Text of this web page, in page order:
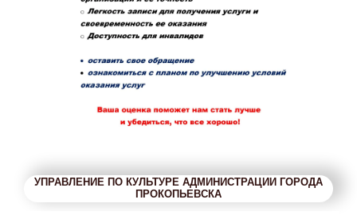
УПРАВЛЕНИЕ ПО КУЛЬТУРЕ АДМИНИСТРАЦИИ ГОРОДА
ПРОКОПЬЕВСКА